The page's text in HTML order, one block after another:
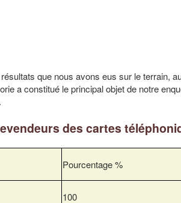
que nous avons eus sur le terrain,
a constitué le principal objet de notre
des cartes
Pourcentage %
100